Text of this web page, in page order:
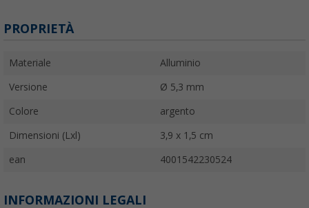
PROPRIETÀ
Materiale Alluminio
Versione Ø 5,3 mm
Colore argento
Dimensioni (Lxl) 3,9 x 1,5 cm
ean 4001542230524
INFORMAZIONI LEGALI